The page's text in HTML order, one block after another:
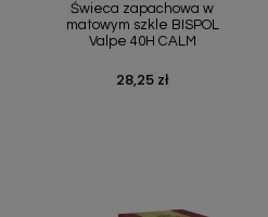
Świeca zapachowa w
matowym szkle BISPOL
Valpe 40H CALM
Cena
28,25 zł